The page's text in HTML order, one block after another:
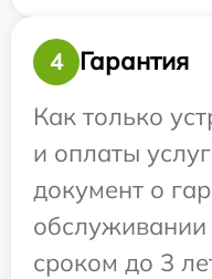
4
Гарантия
Как только
и оплаты
документ о
обслуживании
сроком до 3